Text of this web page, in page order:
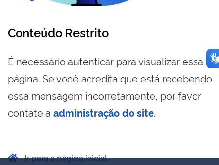
Conteúdo Restrito
É necessário autenticar para visualizar essa
página. Se você acredita que está recebendo
essa mensagem incorretamente, por favor
contate a administração do site.
Ir para a página inicial